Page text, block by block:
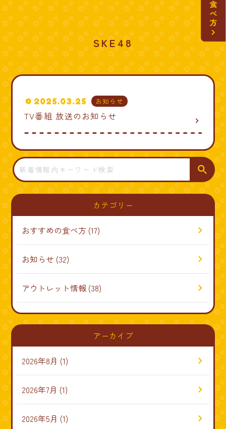
SKE48
2025.03.25 お知らせ
TV番組 放送のお知らせ navigate_next
検
索
カテゴリー
おすすめの食べ方 (17)
お知らせ (32)
アウトレット情報 (38)
アーカイブ
2026年8月 (1)
2026年7月 (1)
2026年5月 (1)